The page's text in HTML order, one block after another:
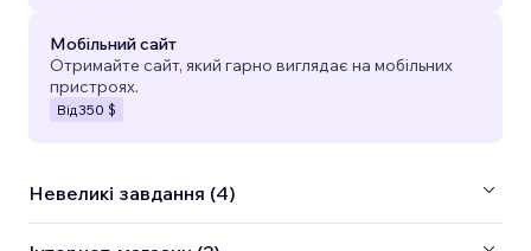
Мобільний сайт
Отримайте сайт, який гарно виглядає на мобільних
пристроях.
Від350 $
Невеликі завдання (4)